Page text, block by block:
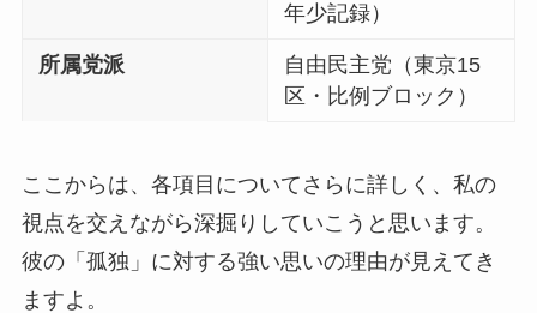
年少記録）
所属党派
自由民主党（東京15
区・比例ブロック）
ここからは、各項目についてさらに詳しく、私の
視点を交えながら深掘りしていこうと思います。
彼の「孤独」に対する強い思いの理由が見えてき
ますよ。